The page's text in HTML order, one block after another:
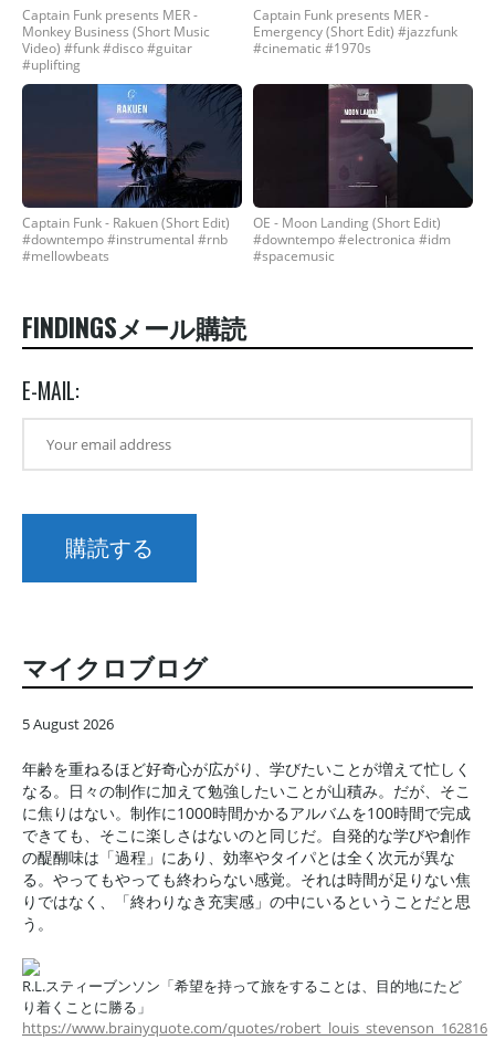
Captain Funk presents MER -
Monkey Business (Short Music
Video) #funk #disco #guitar
#uplifting
Captain Funk presents MER -
Emergency (Short Edit) #jazzfunk
#cinematic #1970s
Captain Funk - Rakuen (Short Edit)
#downtempo #instrumental #rnb
#mellowbeats
OE - Moon Landing (Short Edit)
#downtempo #electronica #idm
#spacemusic
FINDINGSメール購読
E-MAIL:
マイクロブログ
5 August 2026
年齢を重ねるほど好奇心が広がり、学びたいことが増えて忙しく
なる。日々の制作に加えて勉強したいことが山積み。だが、そこ
に焦りはない。制作に1000時間かかるアルバムを100時間で完成
できても、そこに楽しさはないのと同じだ。自発的な学びや創作
の醍醐味は「過程」にあり、効率やタイパとは全く次元が異な
る。やってもやっても終わらない感覚。それは時間が足りない焦
りではなく、「終わりなき充実感」の中にいるということだと思
う。
R.L.スティーブンソン「希望を持って旅をすることは、目的地にたど
り着くことに勝る」
https://www.brainyquote.com/quotes/robert_louis_stevenson_162816